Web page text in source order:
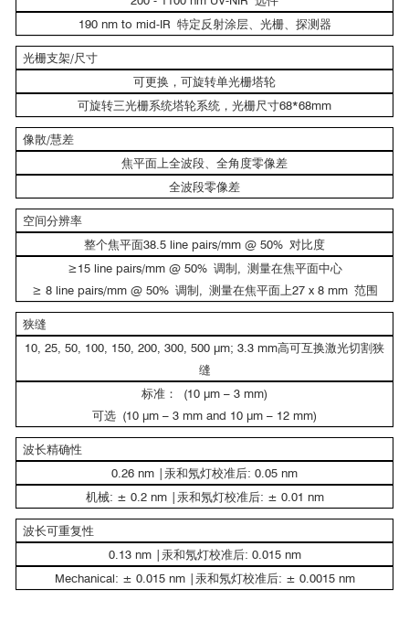
190 nm to mid-IR 特定反射涂层、光栅、探测器
光栅支架/尺寸
可更换，可旋转单光栅塔轮
可旋转三光栅系统塔轮系统，光栅尺寸68*68mm
像散/慧差
焦平面上全波段、全角度零像差
全波段零像差
空间分辨率
整个焦平面38.5 line pairs/mm @ 50% 对比度
≥15 line pairs/mm @ 50% 调制, 测量在焦平面中心
≥ 8 line pairs/mm @ 50% 调制, 测量在焦平面上27 x 8 mm 范围
狭缝
10, 25, 50, 100, 150, 200, 300, 500 μm; 3.3 mm高可互换激光切割狭
缝
标准： (10 μm – 3 mm)
可选 (10 μm – 3 mm and 10 μm – 12 mm)
波长精确性
0.26 nm |汞和氖灯校准后: 0.05 nm
机械: ± 0.2 nm |汞和氖灯校准后: ± 0.01 nm
波长可重复性
0.13 nm |汞和氖灯校准后: 0.015 nm
Mechanical: ± 0.015 nm |汞和氖灯校准后: ± 0.0015 nm
532nm光激发下WSe2 PL光谱，5秒收集时间
2